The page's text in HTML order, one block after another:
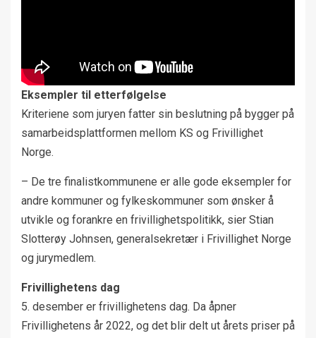
Eksempler til etterfølgelse
Kriteriene som juryen fatter sin beslutning på bygger på
samarbeidsplattformen mellom KS og Frivillighet
Norge.
– De tre finalistkommunene er alle gode eksempler for
andre kommuner og fylkeskommuner som ønsker å
utvikle og forankre en frivillighetspolitikk, sier Stian
Slotterøy Johnsen, generalsekretær i Frivillighet Norge
og jurymedlem.
Frivillighetens dag
5. desember er frivillighetens dag. Da åpner
Frivillighetens år 2022, og det blir delt ut årets priser på